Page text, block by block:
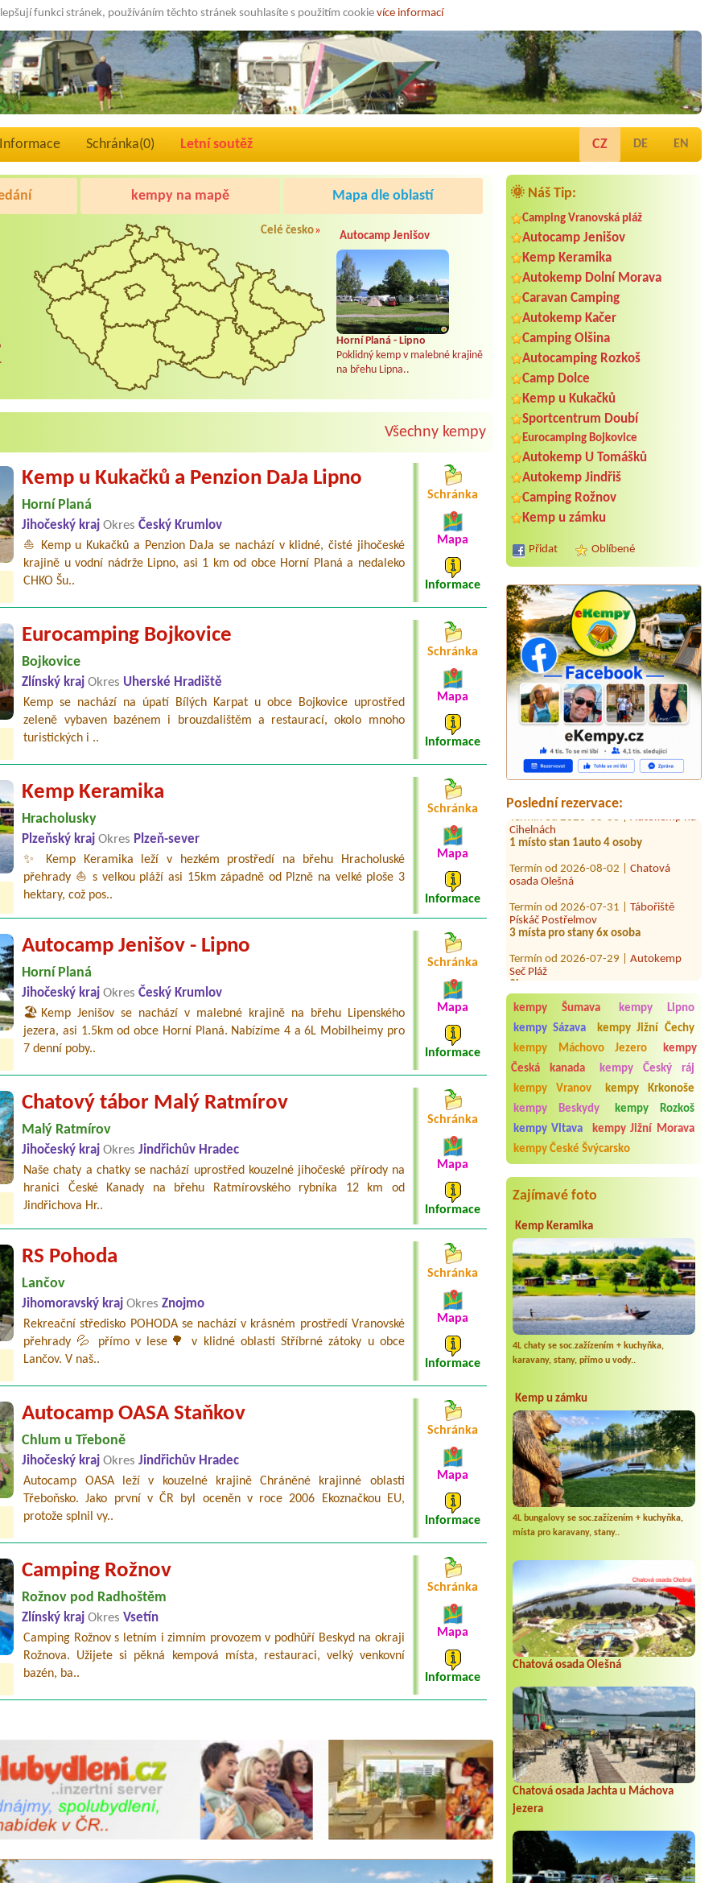
funkci stránek, používáním těchto stránek souhlasíte s použitím cookie více informací
Informace Schránka(0) Letní soutěž CZ DE EN
🌞 Náš Tip:
Camping Vranovská pláž
Autocamp Jenišov
Kemp Keramika
Autokemp Dolní Morava
Caravan Camping
Autokemp Kačer
Camping Olšina
Autocamping Rozkoš
Camp Dolce
Kemp u Kukačků
Sportcentrum Doubí
Eurocamping Bojkovice
Autokemp U Tomášků
Autokemp Jindřiš
Camping Rožnov
Kemp u zámku
Přidat Oblíbené
Poslední rezervace:
Termín od 2026-08-17 |Autokemp
Višňová II
Chatka pro 3 osoby + lůžkoviny
Termín od 2026-08-08 |Camping
Olšina - Lipno
1x stan na střeše auta/ 2 osoby + 1
dítě 10 let/1x auto / stan na střeše
Termín od 2026-08-08 |
Cihelnách
1 místo stan 1auto 4 osoby
Termín od 2026-08-02 |Chatová
Termín od 2026-07-31 |
3 místa pro stany 6x osoba
Termín od 2026-07-29 |Autokemp
2L
2 lůžka
Termín od 2026-08-12 |Autokemp
Kačer
7L
Morava
1X caravan+car+3 adults
Termín od 2026-09-25 | Autocamp
Erika
4L chatka
kempy Šumava
kempy Lipno
kempy Sázava
kempy Jižní Čechy
kempy Máchovo Jezero
kempy
Česká kanada
kempy Český ráj
kempy Vranov
kempy Krkonoše
kempy Beskydy
kempy Rozkoš
kempy Vltava
kempy Jižní Morava
kempy České Švýcarsko
Zajímavé foto
Kemp Keramika
4L chaty se soc.zažízením + kuchyňka,
karavany, stany, přímo u vody..
Kemp u zámku
4L bungalovy se soc.zažízením + kuchyňka,
místa pro karavany, stany..
Chatová osada Olešná
Chatová osada Jachta u Máchova
jezera
kempy na mapě Mapa dle oblastí
Celé česko» Autocamp Jenišov
Horní Planá - Lipno
Poklidný kemp v malebné krajině
na břehu Lipna..
Všechny kempy
Kemp u Kukačků a Penzion DaJa Lipno
Horní Planá
Jihočeský krajOkres Český Krumlov
⛵ Kemp u Kukačků a Penzion DaJa se nachází v klidné, čisté jihočeské
krajině u vodní nádrže Lipno, asi 1 km od obce Horní Planá a nedaleko
CHKO Šu..
Schránka
Mapa
Informace
Eurocamping Bojkovice
Bojkovice
Zlínský krajOkres Uherské Hradiště
Kemp se nachází na úpatí Bílých Karpat u obce Bojkovice uprostřed
zeleně vybaven bazénem i brouzdalištěm a restaurací, okolo mnoho
turistických i ..
Schránka
Mapa
Informace
Kemp Keramika
Hracholusky
Plzeňský krajOkres Plzeň-sever
✨ Kemp Keramika leží v hezkém prostředí na břehu Hracholuské
přehrady ⛵ s velkou pláží asi 15km západně od Plzně na velké ploše 3
hektary, což pos..
Schránka
Mapa
Informace
Autocamp Jenišov - Lipno
Horní Planá
Jihočeský krajOkres Český Krumlov
🏖️Kemp Jenišov se nachází v malebné krajině na břehu Lipenského
jezera, asi 1.5km od obce Horní Planá. Nabízíme 4 a 6L Mobilheimy pro
7 denní poby..
Schránka
Mapa
Informace
Chatový tábor Malý Ratmírov
Malý Ratmírov
Jihočeský krajOkres Jindřichův Hradec
Naše chaty a chatky se nachází uprostřed kouzelné jihočeské přírody na
hranici České Kanady na břehu Ratmírovského rybníka 12 km od
Jindřichova Hr..
Schránka
Mapa
Informace
RS Pohoda
Lančov
Jihomoravský krajOkres Znojmo
Rekreační středisko POHODA se nachází v krásném prostředí Vranovské
přehrady 💦 přímo v lese🌳 v klidné oblasti Stříbrné zátoky u obce
Lančov. V naš..
Schránka
Mapa
Informace
Autocamp OASA Staňkov
Chlum u Třeboně
Jihočeský krajOkres Jindřichův Hradec
Autocamp OASA leží v kouzelné krajině Chráněné krajinné oblasti
Třeboňsko. Jako první v ČR byl oceněn v roce 2006 Ekoznačkou EU,
protože splnil vy..
Schránka
Mapa
Informace
Camping Rožnov
Rožnov pod Radhoštěm
Zlínský krajOkres Vsetín
Camping Rožnov s letním i zimním provozem v podhůří Beskyd na okraji
Rožnova. Užijete si pěkná kempová místa, restauraci, velký venkovní
bazén, ba..
Schránka
Mapa
Informace